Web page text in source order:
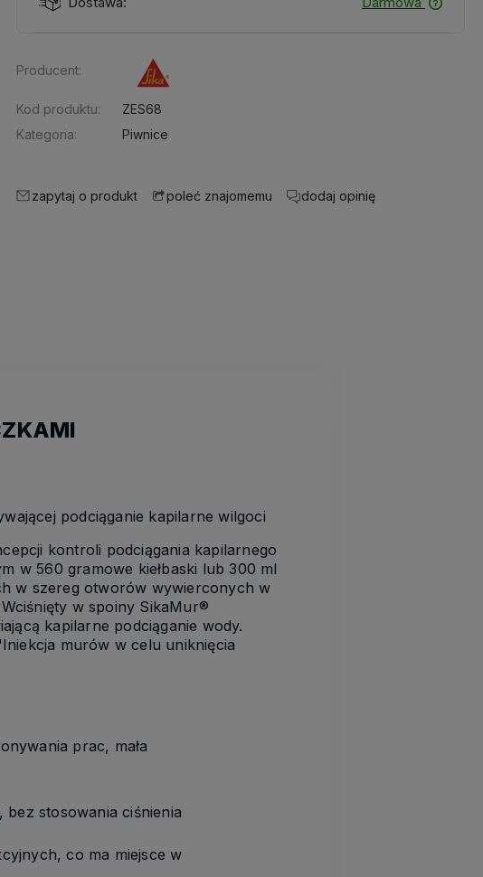
Producent:
Kod produktu:
ZES68
Kategoria:
Piwnice
zapytaj o produkt poleć znajomemu dodaj opinię
podciąganie kapilarne wilgoci
kontroli podciągania kapilarnego
w 560 gramowe kiełbaski lub 300 ml
w szereg otworów wywierconych w
w spoiny SikaMur®
kapilarne podciąganie wody.
murów w celu uniknięcia
prac, mała
stosowania ciśnienia
co ma miejsce w